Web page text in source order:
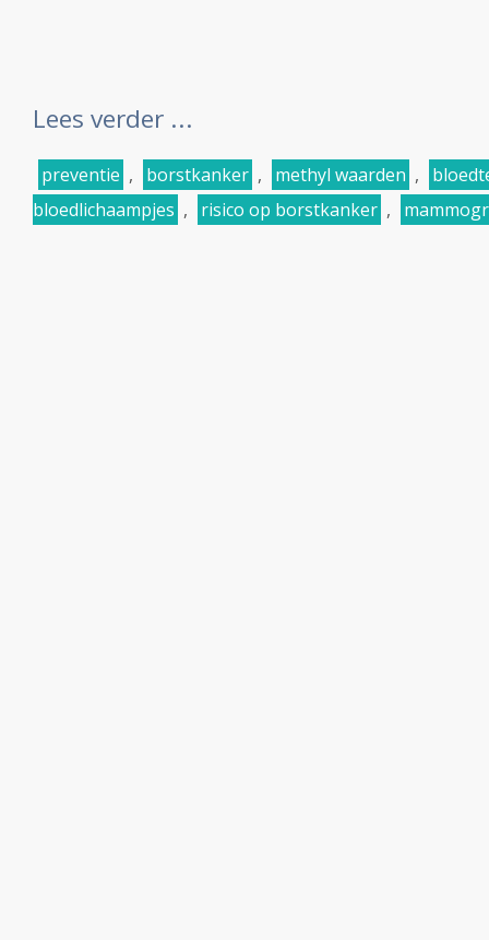
Lees verder ...
preventie , borstkanker , methyl waarden ,
bloedlichaampjes , risico op borstkanker ,